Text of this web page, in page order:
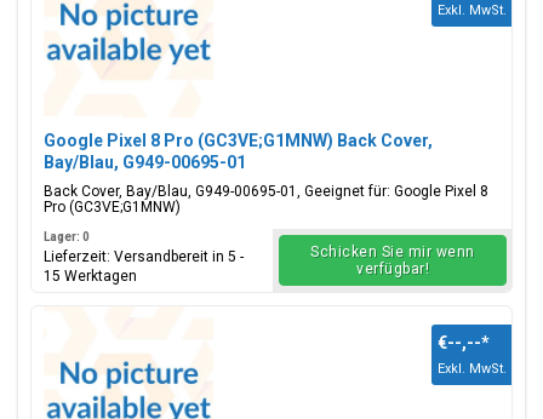
Google Pixel 8 Pro (GC3VE;G1MNW) Back Cover,
Bay/Blau, G949-00695-01
Back Cover, Bay/Blau, G949-00695-01, Geeignet für: Google Pixel 8
Pro (GC3VE;G1MNW)
Exkl. MwSt.
Lager: 0
Lieferzeit: Versandbereit in 5 -
15 Werktagen
Schicken Sie mir wenn
verfügbar!
€--,--*
Exkl. MwSt.